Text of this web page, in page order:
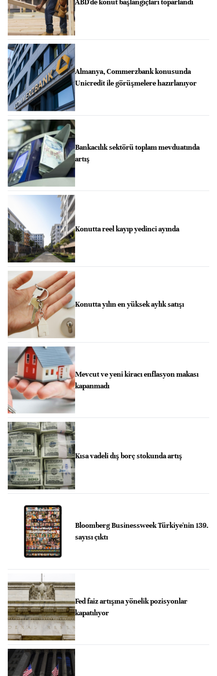
ABD'de konut başlangıçları toparlandı
Almanya, Commerzbank konusunda
Unicredit ile görüşmelere hazırlanıyor
Bankacılık sektörü toplam mevduatında
artış
Konutta reel kayıp yedinci ayında
Konutta yılın en yüksek aylık satışı
Mevcut ve yeni kiracı enflasyon makası
kapanmadı
Kısa vadeli dış borç stokunda artış
Bloomberg Businessweek Türkiye'nin 139.
sayısı çıktı
Fed faiz artışına yönelik pozisyonlar
kapatılıyor